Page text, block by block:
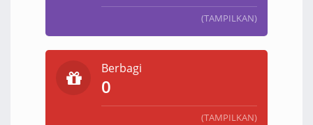
(TAMPILKAN)
Berbagi
0
(TAMPILKAN)